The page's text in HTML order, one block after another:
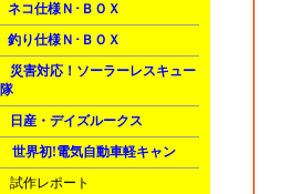
ネコ仕様Ｎ･ＢＯＸ
釣り仕様Ｎ･ＢＯＸ
災害対応！ソーラーレスキュー
隊
日産・デイズルークス
世界初!電気自動車軽キャン
試作レポート